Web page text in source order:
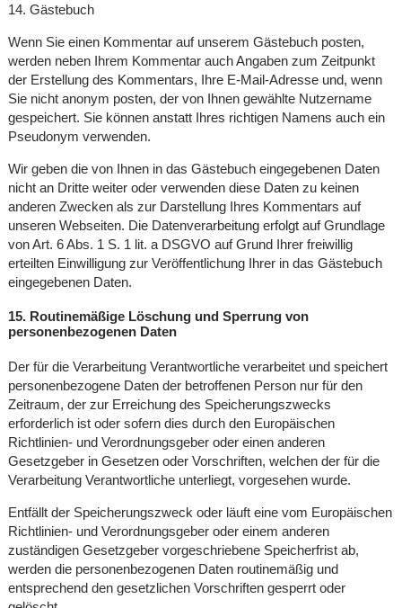
14. Gästebuch
Wenn Sie einen Kommentar auf unserem Gästebuch posten,
werden neben Ihrem Kommentar auch Angaben zum Zeitpunkt
der Erstellung des Kommentars, Ihre E-Mail-Adresse und, wenn
Sie nicht anonym posten, der von Ihnen gewählte Nutzername
gespeichert. Sie können anstatt Ihres richtigen Namens auch ein
Pseudonym verwenden.
Wir geben die von Ihnen in das Gästebuch eingegebenen Daten
nicht an Dritte weiter oder verwenden diese Daten zu keinen
anderen Zwecken als zur Darstellung Ihres Kommentars auf
unseren Webseiten. Die Datenverarbeitung erfolgt auf Grundlage
von Art. 6 Abs. 1 S. 1 lit. a DSGVO auf Grund Ihrer freiwillig
erteilten Einwilligung zur Veröffentlichung Ihrer in das Gästebuch
eingegebenen Daten.
15. Routinemäßige Löschung und Sperrung von
personenbezogenen Daten
Der für die Verarbeitung Verantwortliche verarbeitet und speichert
personenbezogene Daten der betroffenen Person nur für den
Zeitraum, der zur Erreichung des Speicherungszwecks
erforderlich ist oder sofern dies durch den Europäischen
Richtlinien- und Verordnungsgeber oder einen anderen
Gesetzgeber in Gesetzen oder Vorschriften, welchen der für die
Verarbeitung Verantwortliche unterliegt, vorgesehen wurde.
Entfällt der Speicherungszweck oder läuft eine vom Europäischen
Richtlinien- und Verordnungsgeber oder einem anderen
zuständigen Gesetzgeber vorgeschriebene Speicherfrist ab,
werden die personenbezogenen Daten routinemäßig und
entsprechend den gesetzlichen Vorschriften gesperrt oder